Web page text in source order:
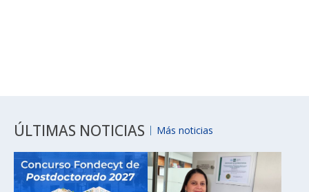
ÚLTIMAS NOTICIAS Más noticias